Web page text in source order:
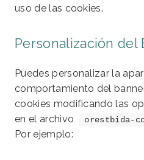
uso de las cookies.
Personalización del
Puedes personalizar la
comportamiento del
cookies modificando las
en el archivo
orestbida-
Por ejemplo: